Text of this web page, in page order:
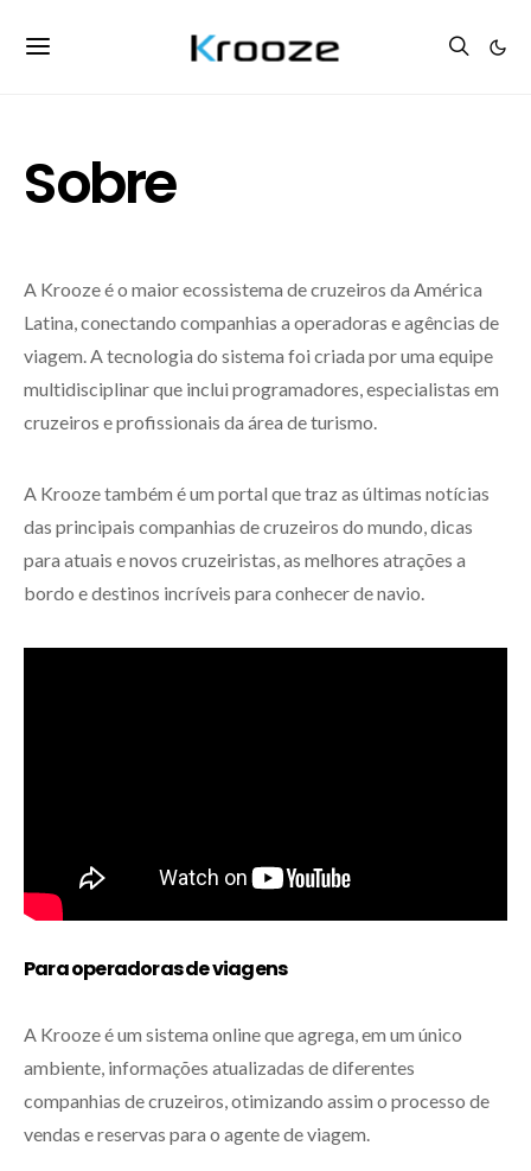
Sobre
A Krooze é o maior ecossistema de cruzeiros da América
Latina, conectando companhias a operadoras e agências de
viagem. A tecnologia do sistema foi criada por uma equipe
multidisciplinar que inclui programadores, especialistas em
cruzeiros e profissionais da área de turismo.
A Krooze também é um portal que traz as últimas notícias
das principais companhias de cruzeiros do mundo, dicas
para atuais e novos cruzeiristas, as melhores atrações a
bordo e destinos incríveis para conhecer de navio.
Para operadoras de viagens
A Krooze é um sistema online que agrega, em um único
ambiente, informações atualizadas de diferentes
companhias de cruzeiros, otimizando assim o processo de
vendas e reservas para o agente de viagem.